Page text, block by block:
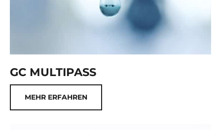
GC MULTIPASS
MEHR ERFAHREN